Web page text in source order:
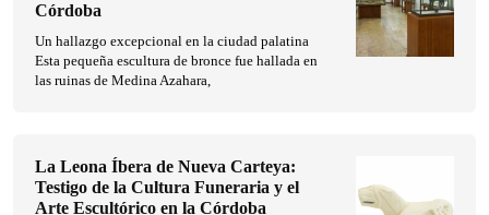
Córdoba
Un hallazgo excepcional en la ciudad palatina
Esta pequeña escultura de bronce fue hallada en
las ruinas de Medina Azahara,
La Leona Íbera de Nueva Carteya:
Testigo de la Cultura Funeraria y el
Arte Escultórico en la Córdoba